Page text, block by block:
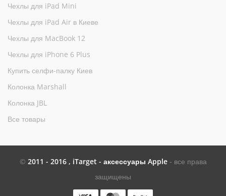
Чехлы для iPad Mini
Чехлы для iPad Air в Киеве
Чехлы для MacBook 12
Чехлы для iPhone 6 Plus
Купить селфи-палку Киев
Колонка Marshall
Колонка JBL
Все товары
© 2011 - 2016 , iTarget - аксессуары Apple - все права
защищены